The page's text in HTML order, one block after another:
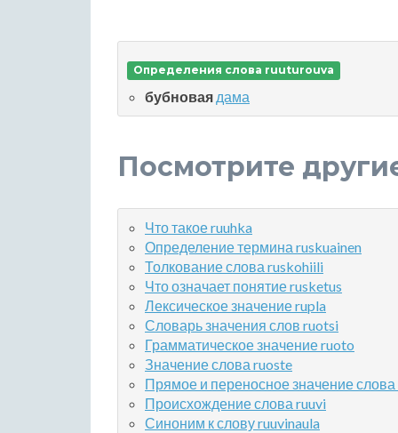
Определения слова ruuturouva
бубновая дама
Посмотрите
Что такое ruuhka
Определение термина ruskuainen
Толкование слова ruskohiili
Что означает понятие rusketus
Лексическое значение rupla
Словарь значения слов ruotsi
Грамматическое значение ruoto
Значение слова ruoste
Прямое и переносное значение
Происхождение слова ruuvi
Синоним к слову ruuvinaula